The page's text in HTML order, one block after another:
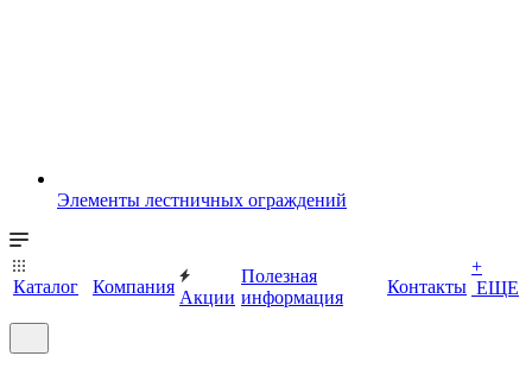
Элементы лестничных ограждений
Каталог Компания
Акции
Полезная
информация
Контакты
+
ЕЩЕ